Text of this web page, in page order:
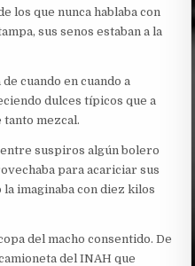
los que nunca hablaba con
sus senos estaban a la
cuando en cuando a
dulces típicos que a
tanto mezcal.
suspiros algún bolero
para acariciar sus
imaginaba con diez kilos
del macho consentido. De
del INAH que